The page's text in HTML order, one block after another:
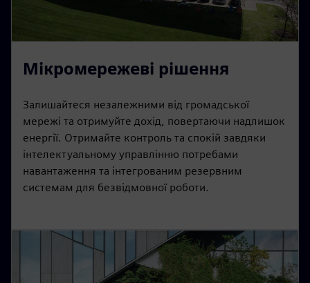
Мікромережеві рішення
Залишайтеся незалежними від громадської
мережі та отримуйте дохід, повертаючи надлишок
енергії. Отримайте контроль та спокій завдяки
інтелектуальному управлінню потребами
навантаження та інтегрованим резервним
системам для безвідмовної роботи.